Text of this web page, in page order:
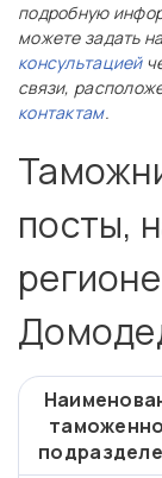
подробную
можете задать
консультацией
связи,
контактам.
посты,